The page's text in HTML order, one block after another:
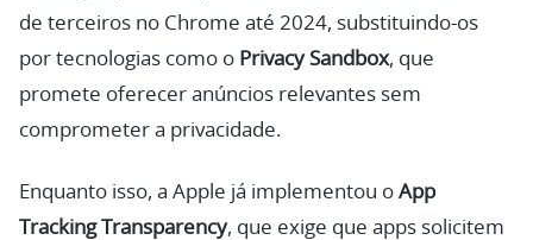
de terceiros no Chrome até 2024, substituindo-os
por tecnologias como o Privacy Sandbox, que
promete oferecer anúncios relevantes sem
comprometer a privacidade.
Enquanto isso, a Apple já implementou o App
Tracking Transparency, que exige que apps solicitem